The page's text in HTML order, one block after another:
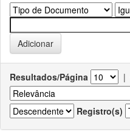
Resultados/Página |
Registro(s)